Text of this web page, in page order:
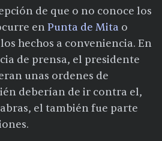
de que o no conoce los
enPunta de Mita o
hechos a conveniencia. En
de prensa, el presidente
unas ordenes de
deberían de ir contra el,
el también fue parte